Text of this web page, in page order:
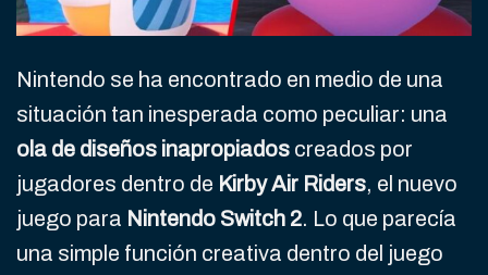
Nintendo se ha encontrado en medio de una
situación tan inesperada como peculiar: una
ola de diseños inapropiados creados por
jugadores dentro de Kirby Air Riders, el nuevo
juego para Nintendo Switch 2. Lo que parecía
una simple función creativa dentro del juego